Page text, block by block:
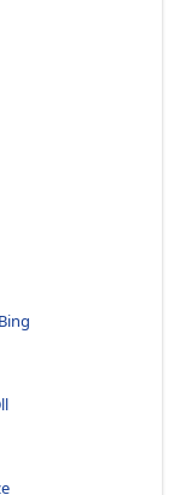
Jawaraspeed
Apa?
Match?
-...
Pos ...